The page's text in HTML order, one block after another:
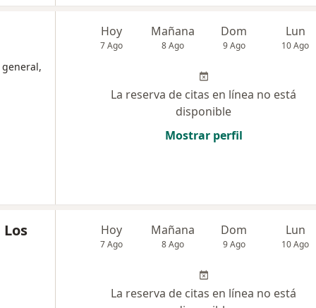
Hoy
7 Ago
Mañana
8 Ago
Dom
9 Ago
Lun
10 Ago
La reserva de citas en línea no está
disponible
Mostrar perfil
Hoy
7 Ago
Mañana
8 Ago
Dom
9 Ago
Lun
10 Ago
La reserva de citas en línea no está